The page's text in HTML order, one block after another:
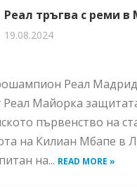
Реал тръгва с реми в
19.08.2024
Реал
Реал Майорка
първенство на
на Килиан Мбапе в
на... READ MORE »